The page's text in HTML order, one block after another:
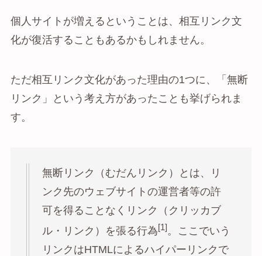
個人サイトが増えるということは、相互リンク文
化が復活することもあるかもしれません。
ただ相互リンク文化があった理由の1つに、「無断
リンク」という考え方があったことも挙げられま
す。
無断リンク（むだんリンク）とは、リ
ンク先のウェブサイトの運営者等の許
可を得ることなくリンク（クリッカブ
ル・リンク）を張る行為[1]。ここでいう
リンクはHTMLによるハイパーリンクで